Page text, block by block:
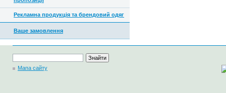
Рекламна продукція та брендовий одяг
Ваше замовлення
Мапа сайту